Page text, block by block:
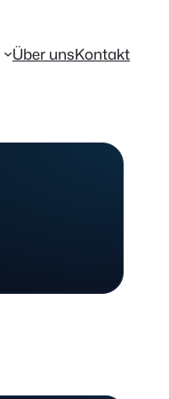
Über unsKontakt